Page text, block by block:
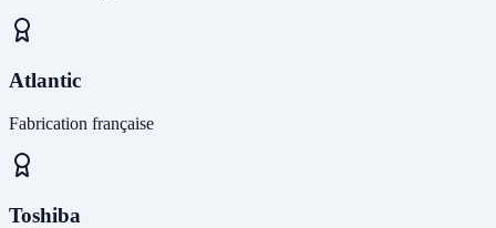
Atlantic
Fabrication française
Toshiba